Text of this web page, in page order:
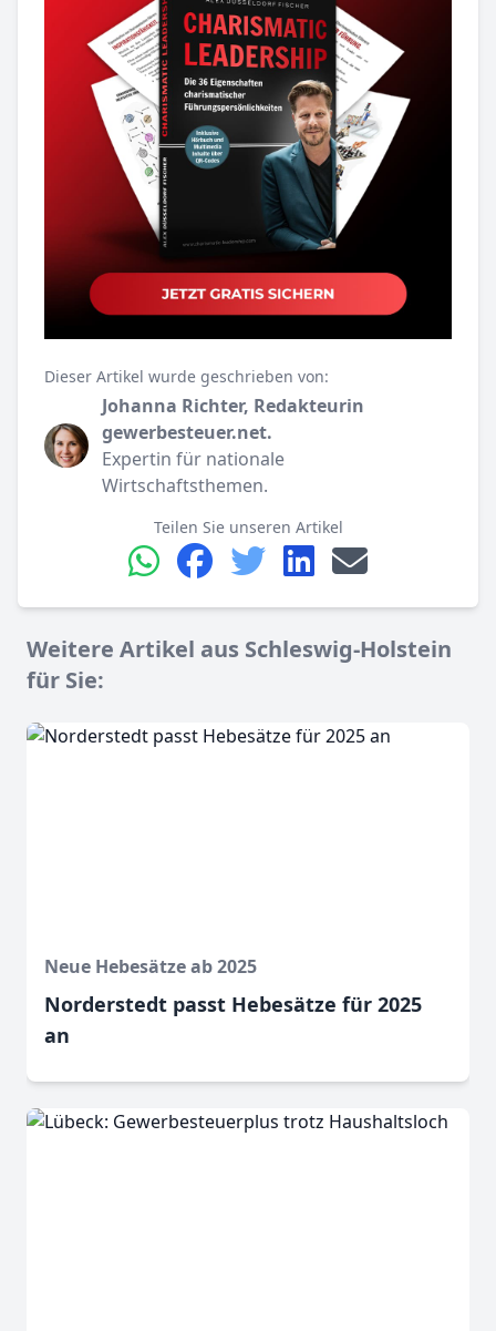
Dieser Artikel wurde geschrieben von:
Johanna Richter, Redakteurin
gewerbesteuer.net.
Expertin für nationale
Wirtschaftsthemen.
Teilen Sie unseren Artikel
Weitere Artikel aus Schleswig-Holstein
für Sie:
Neue Hebesätze ab 2025
Norderstedt passt Hebesätze für 2025
an